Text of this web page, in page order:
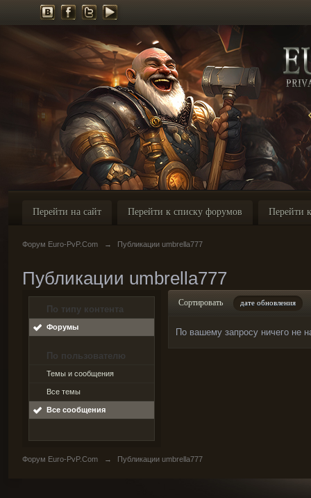
Перейти на сайт Перейти к списку форумов Перейти
Форум Euro-PvP.Com → Публикации umbrella777
Публикации umbrella777
По типу контента
Форумы
По пользователю
Темы и сообщения
Все темы
Все сообщения
Сортировать дате обновления
По вашему запросу ничего не
Форум Euro-PvP.Com → Публикации umbrella777